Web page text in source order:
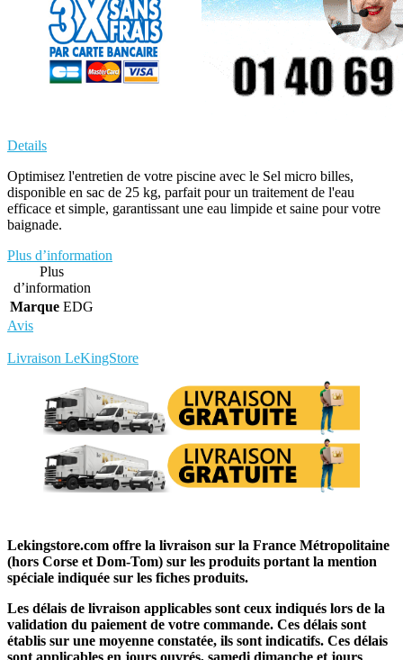
Details
Optimisez l'entretien de votre piscine avec le Sel micro billes,
disponible en sac de 25 kg, parfait pour un traitement de l'eau
efficace et simple, garantissant une eau limpide et saine pour votre
baignade.
Plus d’information
Plus
d’information
Marque EDG
Avis
Livraison LeKingStore
Lekingstore.com offre la livraison sur la France Métropolitaine
(hors Corse et Dom-Tom) sur les produits portant la mention
spéciale indiquée sur les fiches produits.
Les délais de livraison applicables sont ceux indiqués lors de la
validation du paiement de votre commande. Ces délais sont
établis sur une moyenne constatée, ils sont indicatifs. Ces délais
sont applicables en jours ouvrés, samedi dimanche et jours